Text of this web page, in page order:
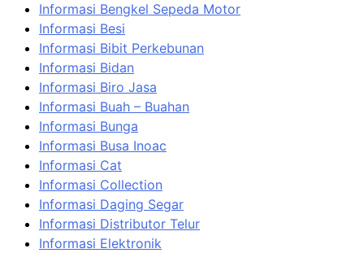
Informasi Bengkel Sepeda Motor
Informasi Besi
Informasi Bibit Perkebunan
Informasi Bidan
Informasi Biro Jasa
Informasi Buah – Buahan
Informasi Bunga
Informasi Busa Inoac
Informasi Cat
Informasi Collection
Informasi Daging Segar
Informasi Distributor Telur
Informasi Elektronik